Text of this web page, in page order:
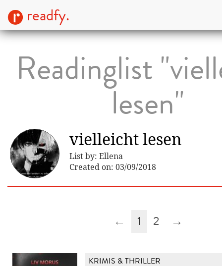
readfy.
Readinglist
lesen"
vielleicht lesen
List by: Ellena
Created on: 03/09/2018
← 1 2 →
KRIMIS & THRILLER